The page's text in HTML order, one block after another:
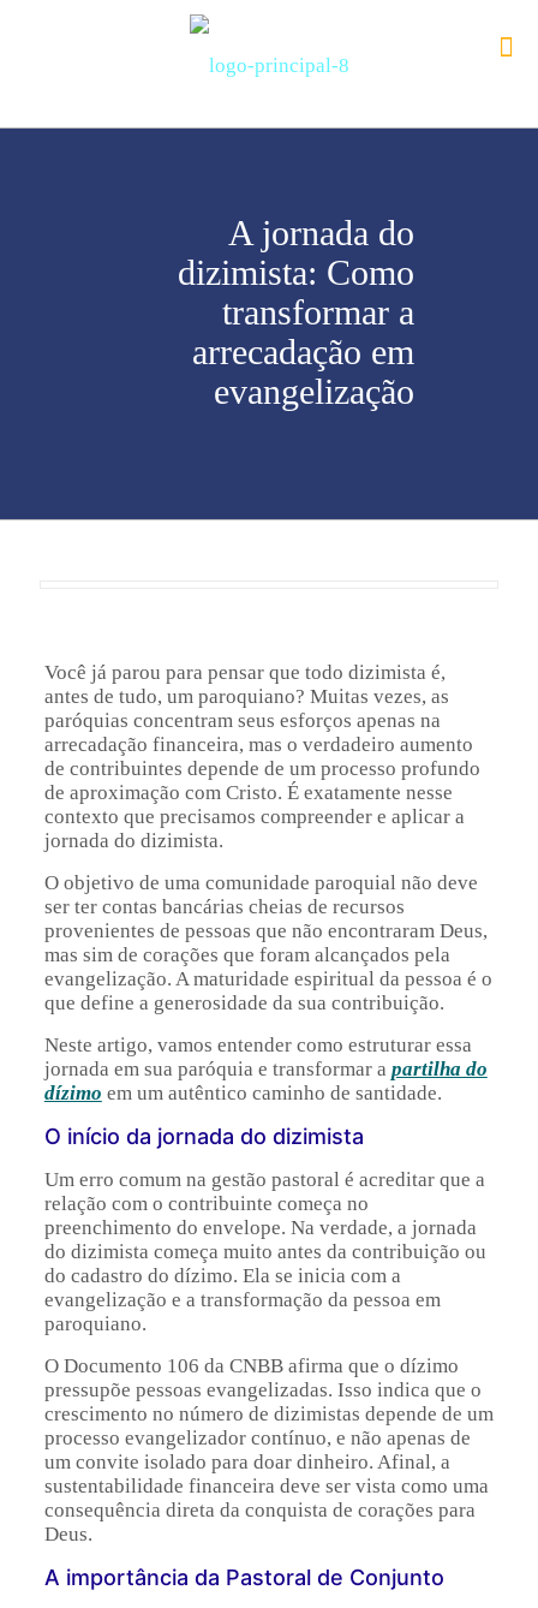
A jornada do
dizimista: Como
transformar a
arrecadação em
evangelização
Você já parou para pensar que todo dizimista é,
antes de tudo, um paroquiano? Muitas vezes, as
paróquias concentram seus esforços apenas na
arrecadação financeira, mas o verdadeiro aumento
de contribuintes depende de um processo profundo
de aproximação com Cristo. É exatamente nesse
contexto que precisamos compreender e aplicar a
jornada do dizimista.
O objetivo de uma comunidade paroquial não deve
ser ter contas bancárias cheias de recursos
provenientes de pessoas que não encontraram Deus,
mas sim de corações que foram alcançados pela
evangelização. A maturidade espiritual da pessoa é o
que define a generosidade da sua contribuição.
Neste artigo, vamos entender como estruturar essa
jornada em sua paróquia e transformar a partilha do
dízimo em um autêntico caminho de santidade.
O início da jornada do dizimista
Um erro comum na gestão pastoral é acreditar que a
relação com o contribuinte começa no
preenchimento do envelope. Na verdade, a jornada
do dizimista começa muito antes da contribuição ou
do cadastro do dízimo. Ela se inicia com a
evangelização e a transformação da pessoa em
paroquiano.
O Documento 106 da CNBB afirma que o dízimo
pressupõe pessoas evangelizadas. Isso indica que o
crescimento no número de dizimistas depende de um
processo evangelizador contínuo, e não apenas de
um convite isolado para doar dinheiro. Afinal, a
sustentabilidade financeira deve ser vista como uma
consequência direta da conquista de corações para
Deus.
A importância da Pastoral de Conjunto